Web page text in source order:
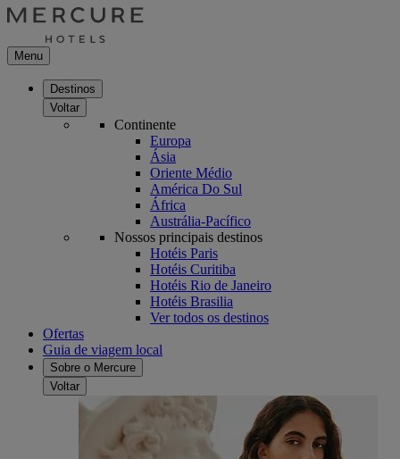
Menu
Destinos
Voltar
Continente
Europa
Ásia
Oriente Médio
América Do Sul
África
Austrália-Pacífico
Nossos principais destinos
Hotéis Paris
Hotéis Curitiba
Hotéis Rio de Janeiro
Hotéis Brasilia
Ver todos os destinos
Ofertas
Guia de viagem local
Sobre o Mercure
Voltar